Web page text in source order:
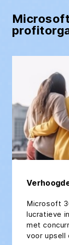
Microsoft
lucratieve
met
voor upsell